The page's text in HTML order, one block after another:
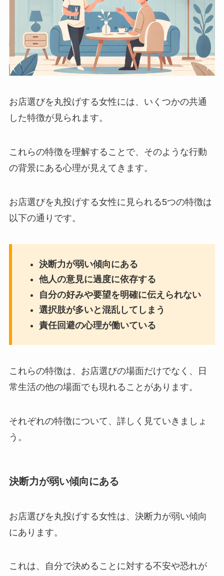
お店選びを丸投げする女性には、いくつかの共通
した特徴が見られます。
これらの特徴を理解することで、そのような行動
の背景にある心理が見えてきます。
お店選びを丸投げする女性に見られる5つの特徴は
以下の通りです。
決断力が弱い傾向にある
他人の意見に過度に依存する
自分の好みや要望を明確に伝えられない
選択肢が多いと混乱してしまう
責任回避の心理が働いている
これらの特徴は、お店選びの場面だけでなく、日
常生活の他の場面でも現れることがあります。
それぞれの特徴について、詳しく見ていきましょ
う。
決断力が弱い傾向にある
お店選びを丸投げする女性は、決断力が弱い傾向
にあります。
これは、自分で決めることに対する不安や恐れが